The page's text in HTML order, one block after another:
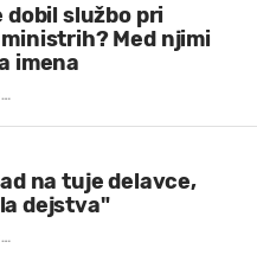
dobil službo pri
Med njimi
imena
na tuje delavce,
dejstva"